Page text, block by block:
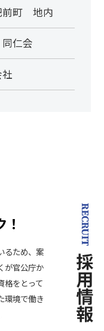
前町 地内
仁会
るため、案
が官公庁か
格をとって
環境で働き